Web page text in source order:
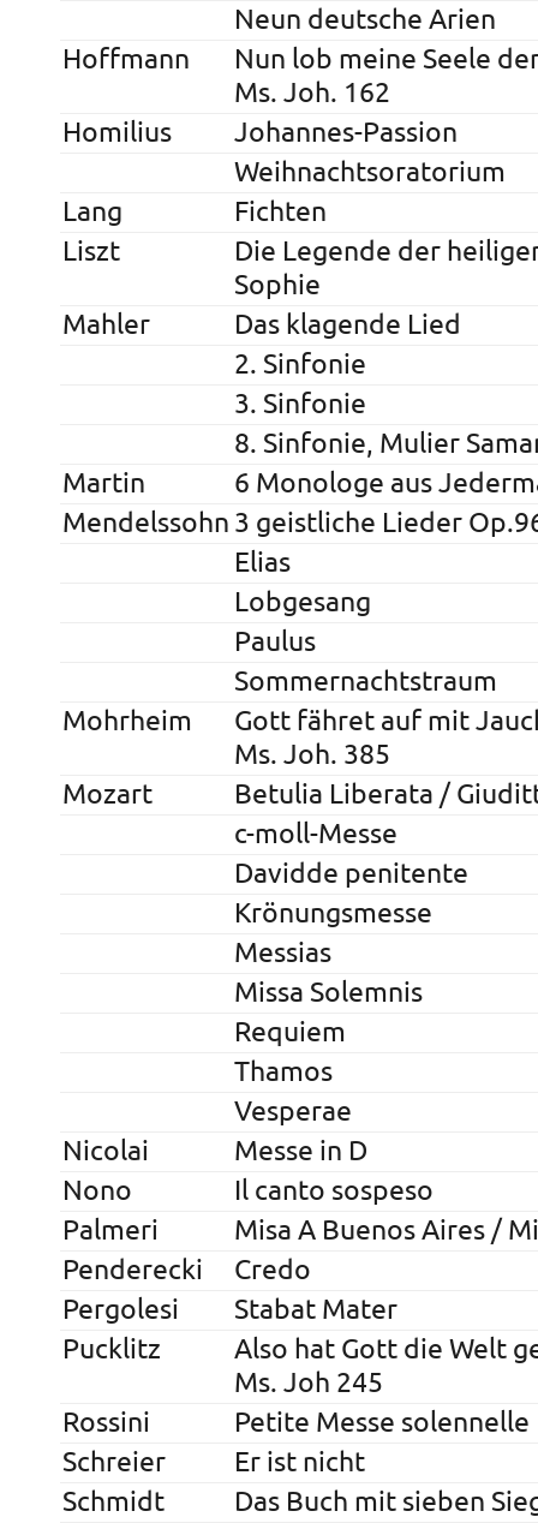
Neun deutsche Arien
Hoffmann
Nun lob meine Seele
Ms. Joh. 162
Homilius
Johannes-Passion
Weihnachtsoratorium
Lang
Fichten
Liszt
Die Legende der
Sophie
Mahler
Das klagende Lied
2. Sinfonie
3. Sinfonie
8. Sinfonie, Mulier
Martin
6 Monologe aus
Mendelssohn 3 geistliche Lieder
Elias
Lobgesang
Paulus
Sommernachtstraum
Mohrheim
Gott fähret auf mit
Ms. Joh. 385
Mozart
Betulia Liberata /
c-moll-Messe
Davidde penitente
Krönungsmesse
Messias
Missa Solemnis
Requiem
Thamos
Vesperae
Nicolai
Messe in D
Nono
Il canto sospeso
Palmeri
Misa A Buenos Aires /
Penderecki
Credo
Pergolesi
Stabat Mater
Pucklitz
Also hat Gott die Welt
Ms. Joh 245
Rossini
Petite Messe solennelle
Schreier
Er ist nicht
Schmidt
Das Buch mit sieben